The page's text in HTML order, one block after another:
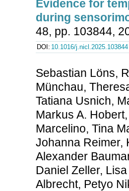
Evidence for
during
48, pp. 103844,
DOI: 10.1016/j.nicl.2025.103844
Sebastian Löns,
Münchau,
Tatiana Usnich,
Markus A.
Marcelino, Tina
Johanna Reimer,
Alexander
Daniel Zeller,
Albrecht, Petyo